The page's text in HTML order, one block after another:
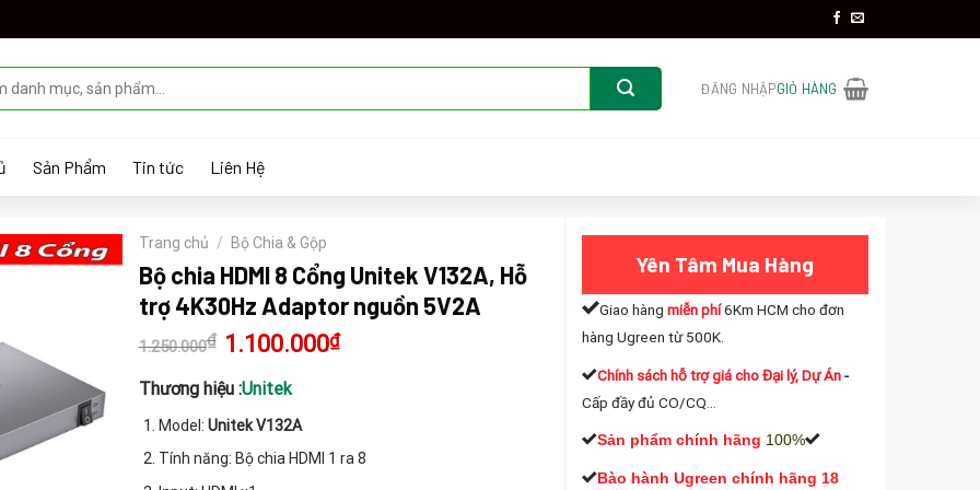
ĐĂNG NHẬPGIỎ HÀNG
Sản Phẩm Tin tức Liên Hệ
Trang chủ / Bộ Chia & Gộp
Bộ chia HDMI 8 Cổng Unitek V132A, Hỗ
trợ 4K30Hz Adaptor nguồn 5V2A
1.250.000₫ Giá
gốc
1.250.000₫.
1.100.000₫Giá
hiện
Thương hiệu :Unitek
Model: Unitek V132A
Tính năng: Bộ chia HDMI 1 ra 8
Yên Tâm Mua Hàng
Giao hàng miễn phí 6Km HCM cho đơn
hàng Ugreen từ 500K.
Chính sách hỗ trợ giá cho Đại lý, Dự Án-
Cấp đầy đủ CO/CQ...
Sản phẩm chính hãng 100%
Bào hành Ugreen chính hãng 18